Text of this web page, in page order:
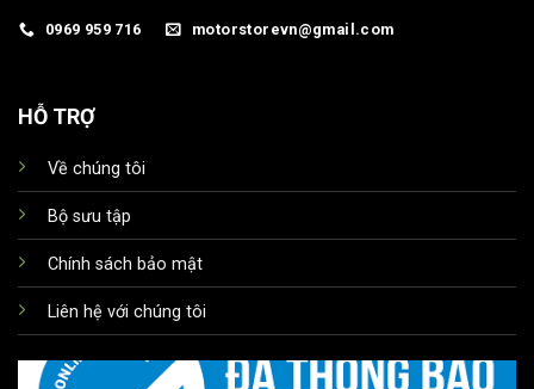
0969 959 716 motorstorevn@gmail.com
HỖ TRỢ
Về chúng tôi
Bộ sưu tập
Chính sách bảo mật
Liên hệ với chúng tôi